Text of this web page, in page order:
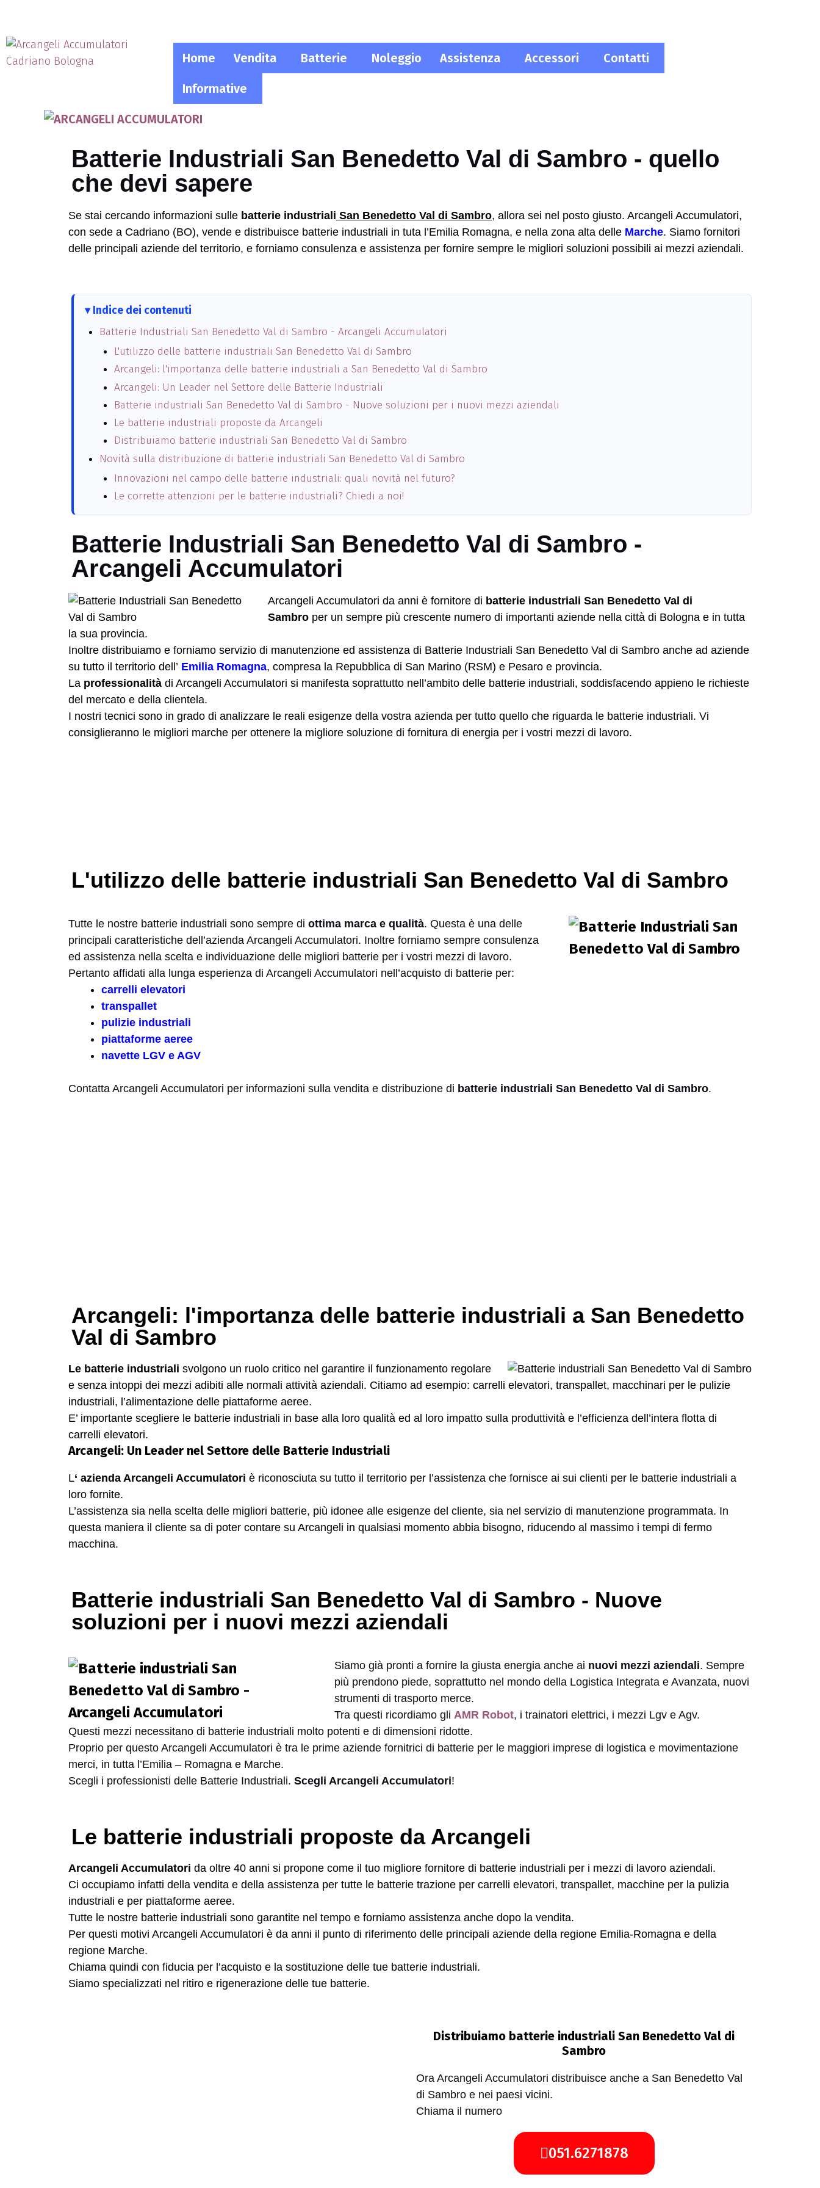
Home Vendita Batterie Noleggio Assistenza Accessori Contatti
Informative
INFORMATIVE
Batterie Industriali San Benedetto Val di Sambro - quello
che devi sapere
Se stai cercando informazioni sulle batterie industriali San Benedetto Val di Sambro, allora sei nel posto giusto. Arcangeli Accumulatori,
con sede a Cadriano (BO), vende e distribuisce batterie industriali in tuta l’Emilia Romagna, e nella zona alta delle Marche. Siamo fornitori
delle principali aziende del territorio, e forniamo consulenza e assistenza per fornire sempre le migliori soluzioni possibili ai mezzi aziendali.
Indice dei contenuti
Batterie Industriali San Benedetto Val di Sambro - Arcangeli Accumulatori
L'utilizzo delle batterie industriali San Benedetto Val di Sambro
Arcangeli: l'importanza delle batterie industriali a San Benedetto Val di Sambro
Arcangeli: Un Leader nel Settore delle Batterie Industriali
Batterie industriali San Benedetto Val di Sambro - Nuove soluzioni per i nuovi mezzi aziendali
Le batterie industriali proposte da Arcangeli
Distribuiamo batterie industriali San Benedetto Val di Sambro
Novità sulla distribuzione di batterie industriali San Benedetto Val di Sambro
Innovazioni nel campo delle batterie industriali: quali novità nel futuro?
Le corrette attenzioni per le batterie industriali? Chiedi a noi!
Batterie Industriali San Benedetto Val di Sambro -
Arcangeli Accumulatori
Arcangeli Accumulatori da anni è fornitore di batterie industriali San Benedetto Val di
Sambro per un sempre più crescente numero di importanti aziende nella città di Bologna e in tutta
la sua provincia.
Inoltre distribuiamo e forniamo servizio di manutenzione ed assistenza di Batterie Industriali San Benedetto Val di Sambro anche ad aziende
su tutto il territorio dell’ Emilia Romagna, compresa la Repubblica di San Marino (RSM) e Pesaro e provincia.
La professionalità di Arcangeli Accumulatori si manifesta soprattutto nell’ambito delle batterie industriali, soddisfacendo appieno le richieste
del mercato e della clientela.
I nostri tecnici sono in grado di analizzare le reali esigenze della vostra azienda per tutto quello che riguarda le batterie industriali. Vi
consiglieranno le migliori marche per ottenere la migliore soluzione di fornitura di energia per i vostri mezzi di lavoro.
L'utilizzo delle batterie industriali San Benedetto Val di Sambro
Tutte le nostre batterie industriali sono sempre di ottima marca e qualità. Questa è una delle
principali caratteristiche dell’azienda Arcangeli Accumulatori. Inoltre forniamo sempre consulenza
ed assistenza nella scelta e individuazione delle migliori batterie per i vostri mezzi di lavoro.
Pertanto affidati alla lunga esperienza di Arcangeli Accumulatori nell’acquisto di batterie per:
carrelli elevatori
transpallet
pulizie industriali
piattaforme aeree
navette LGV e AGV
Contatta Arcangeli Accumulatori per informazioni sulla vendita e distribuzione di batterie industriali San Benedetto Val di Sambro.
Arcangeli: l'importanza delle batterie industriali a San Benedetto
Val di Sambro
Le batterie industriali svolgono un ruolo critico nel garantire il funzionamento regolare
e senza intoppi dei mezzi adibiti alle normali attività aziendali. Citiamo ad esempio: carrelli elevatori, transpallet, macchinari per le pulizie
industriali, l’alimentazione delle piattaforme aeree.
E’ importante scegliere le batterie industriali in base alla loro qualità ed al loro impatto sulla produttività e l’efficienza dell’intera flotta di
carrelli elevatori.
Arcangeli: Un Leader nel Settore delle Batterie Industriali
L‘ azienda Arcangeli Accumulatori è riconosciuta su tutto il territorio per l’assistenza che fornisce ai sui clienti per le batterie industriali a
loro fornite.
L’assistenza sia nella scelta delle migliori batterie, più idonee alle esigenze del cliente, sia nel servizio di manutenzione programmata. In
questa maniera il cliente sa di poter contare su Arcangeli in qualsiasi momento abbia bisogno, riducendo al massimo i tempi di fermo
macchina.
Batterie industriali San Benedetto Val di Sambro - Nuove
soluzioni per i nuovi mezzi aziendali
Siamo già pronti a fornire la giusta energia anche ai nuovi mezzi aziendali. Sempre
più prendono piede, soprattutto nel mondo della Logistica Integrata e Avanzata, nuovi
strumenti di trasporto merce.
Tra questi ricordiamo gli AMR Robot, i trainatori elettrici, i mezzi Lgv e Agv.
Questi mezzi necessitano di batterie industriali molto potenti e di dimensioni ridotte.
Proprio per questo Arcangeli Accumulatori è tra le prime aziende fornitrici di batterie per le maggiori imprese di logistica e movimentazione
merci, in tutta l’Emilia – Romagna e Marche.
Scegli i professionisti delle Batterie Industriali. Scegli Arcangeli Accumulatori!
Le batterie industriali proposte da Arcangeli
Arcangeli Accumulatori da oltre 40 anni si propone come il tuo migliore fornitore di batterie industriali per i mezzi di lavoro aziendali.
Ci occupiamo infatti della vendita e della assistenza per tutte le batterie trazione per carrelli elevatori, transpallet, macchine per la pulizia
industriali e per piattaforme aeree.
Tutte le nostre batterie industriali sono garantite nel tempo e forniamo assistenza anche dopo la vendita.
Per questi motivi Arcangeli Accumulatori è da anni il punto di riferimento delle principali aziende della regione Emilia-Romagna e della
regione Marche.
Chiama quindi con fiducia per l’acquisto e la sostituzione delle tue batterie industriali.
Siamo specializzati nel ritiro e rigenerazione delle tue batterie.
Distribuiamo batterie industriali San Benedetto Val di
Sambro
Ora Arcangeli Accumulatori distribuisce anche a San Benedetto Val
di Sambro e nei paesi vicini.
Chiama il numero
051.6271878